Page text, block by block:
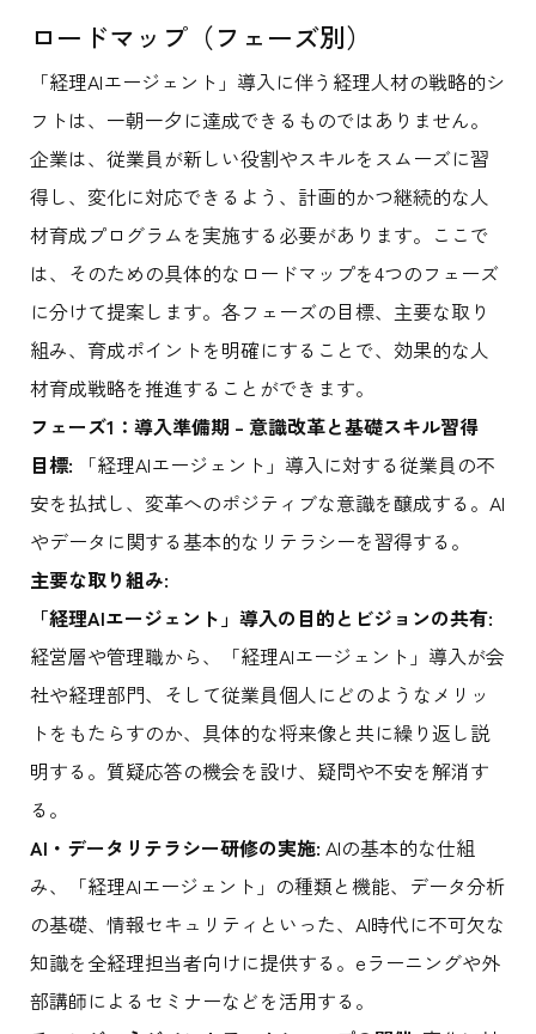
ロードマップ（フェーズ別）
「経理AIエージェント」導入に伴う経理人材の戦略的シ
フトは、一朝一夕に達成できるものではありません。
企業は、従業員が新しい役割やスキルをスムーズに習
得し、変化に対応できるよう、計画的かつ継続的な人
材育成プログラムを実施する必要があります。ここで
は、そのための具体的なロードマップを4つのフェーズ
に分けて提案します。各フェーズの目標、主要な取り
組み、育成ポイントを明確にすることで、効果的な人
材育成戦略を推進することができます。
フェーズ1：導入準備期 – 意識改革と基礎スキル習得
目標: 「経理AIエージェント」導入に対する従業員の不
安を払拭し、変革へのポジティブな意識を醸成する。AI
やデータに関する基本的なリテラシーを習得する。
主要な取り組み:
「経理AIエージェント」導入の目的とビジョンの共有:
経営層や管理職から、「経理AIエージェント」導入が会
社や経理部門、そして従業員個人にどのようなメリッ
トをもたらすのか、具体的な将来像と共に繰り返し説
明する。質疑応答の機会を設け、疑問や不安を解消す
る。
AI・データリテラシー研修の実施: AIの基本的な仕組
み、「経理AIエージェント」の種類と機能、データ分析
の基礎、情報セキュリティといった、AI時代に不可欠な
知識を全経理担当者向けに提供する。eラーニングや外
部講師によるセミナーなどを活用する。